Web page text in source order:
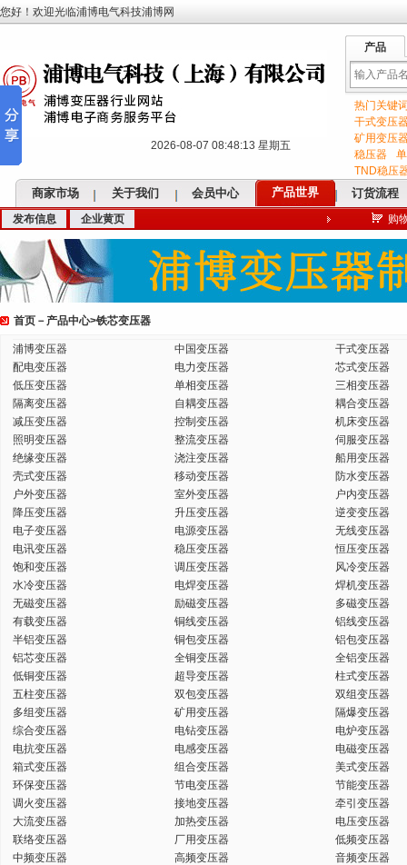
您好！欢迎光临浦博电气科技浦博网
2026-08-07 08:48:14 星期五
产品
输
键
词
热门关键
干式变压
矿用变压
稳压器
TND稳压
商家市场 关于我们 会员中心 产品世界 订货流程
发布信息 企业黄页 购
首页 － 产品中心>铁芯变压器
浦博变压器 中国变压器
干式变压器
配电变压器
电力变压器
芯式变压器
低压变压器
单相变压器
三相变压器
隔离变压器
自耦变压器
耦合变压器
减压变压器
控制变压器
机床变压器
照明变压器
整流变压器
伺服变压器
绝缘变压器
浇注变压器
船用变压器
壳式变压器
移动变压器
防水变压器
户外变压器
室外变压器
户内变压器
降压变压器
升压变压器
逆变变压器
电子变压器
电源变压器
无线变压器
电讯变压器
稳压变压器
恒压变压器
饱和变压器
调压变压器
风冷变压器
水冷变压器
电焊变压器
焊机变压器
无磁变压器
励磁变压器
多磁变压器
有载变压器
铜线变压器
铝线变压器
半铝变压器
铜包变压器
铝包变压器
铝芯变压器
全铜变压器
全铝变压器
低铜变压器
超导变压器
柱式变压器
五柱变压器
双包变压器
双组变压器
多组变压器
矿用变压器
隔爆变压器
综合变压器
电钻变压器
电炉变压器
电抗变压器
电感变压器
电磁变压器
箱式变压器
组合变压器
美式变压器
环保变压器
节电变压器
节能变压器
调火变压器
接地变压器
牵引变压器
大流变压器
加热变压器
电压变压器
联络变压器
厂用变压器
低频变压器
中频变压器
高频变压器
音频变压器